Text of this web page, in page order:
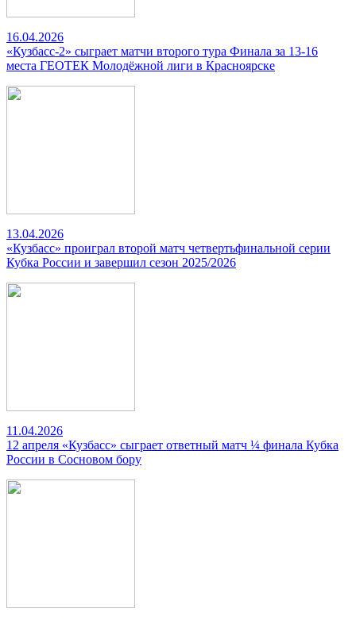
16.04.2026
«Кузбасс-2» сыграет матчи второго тура Финала за 13-16
места ГЕОТЕК Молодёжной лиги в Красноярске
13.04.2026
«Кузбасс» проиграл второй матч четвертьфинальной серии
Кубка России и завершил сезон 2025/2026
11.04.2026
12 апреля «Кузбасс» сыграет ответный матч ¼ финала Кубка
России в Сосновом бору